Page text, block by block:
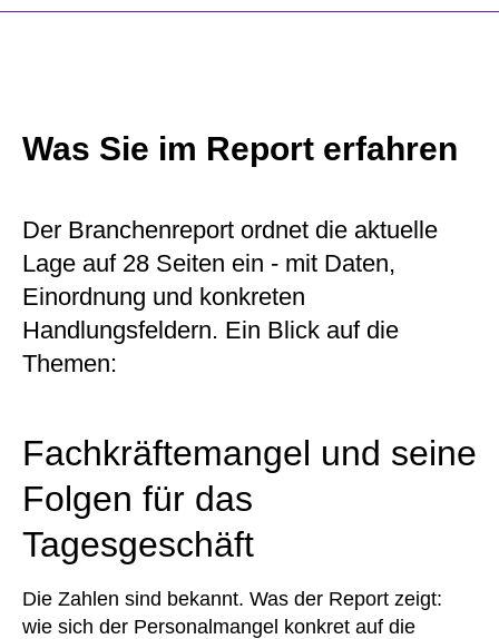
Was Sie im Report erfahren
Der Branchenreport ordnet die aktuelle
Lage auf 28 Seiten ein - mit Daten,
Einordnung und konkreten
Handlungsfeldern. Ein Blick auf die
Themen:
Fachkräftemangel und seine
Folgen für das
Tagesgeschäft
Die Zahlen sind bekannt. Was der Report zeigt:
wie sich der Personalmangel konkret auf die